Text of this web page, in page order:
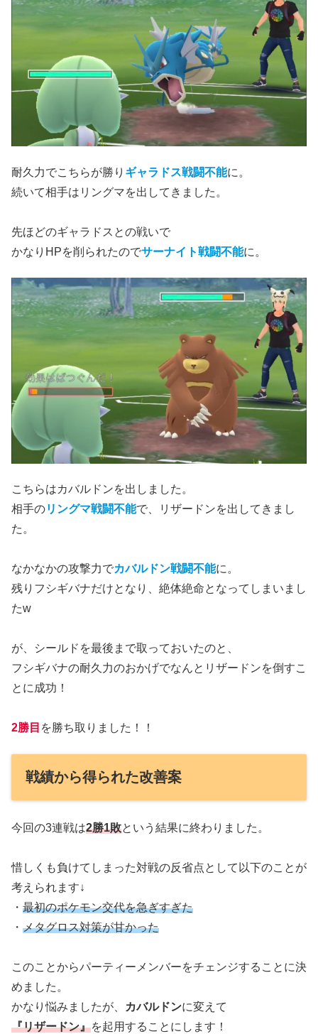
耐久力でこちらが勝り ギャラドス戦闘不能に。
続いて相手はリングマを出してきました。
先ほどのギャラドスとの戦いで
かなりHPを削られたのでサーナイト戦闘不能に。
こちらはカバルドンを出しました。
相手のリングマ戦闘不能で、リザードンを出してきまし
た。
なかなかの攻撃力でカバルドン戦闘不能に。
残りフシギバナだけとなり、絶体絶命となってしまいまし
たw
が、シールドを最後まで取っておいたのと、
フシギバナの耐久力のおかげでなんとリザードンを倒すこ
とに成功！
2勝目 を勝ち取りました！！
戦績から得られた改善案
今回の3連戦は2勝1敗という結果に終わりました。
惜しくも負けてしまった対戦の反省点として以下のことが
考えられます↓
・ 最初のポケモン交代を急ぎすぎた
・ メタグロス対策が甘かった
このことからパーティーメンバーをチェンジすることに決
めました。
かなり悩みましたが、
カバルドンに変えて
『リザードン』を起用することにします！